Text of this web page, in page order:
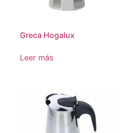
Greca Hogalux
Leer más